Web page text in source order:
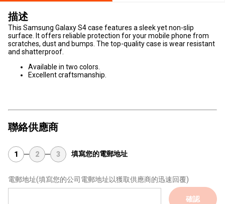
描述
This Samsung Galaxy S4 case features a sleek yet non-slip
surface. It offers reliable protection for your mobile phone from
scratches, dust and bumps. The top-quality case is wear resistant
and shatterproof.
Available in two colors.
Excellent craftsmanship.
聯絡供應商
1 2 3 填寫您的電郵地址
電郵地址(填寫您的公司電郵地址以獲取供應商的迅速回覆)
確認